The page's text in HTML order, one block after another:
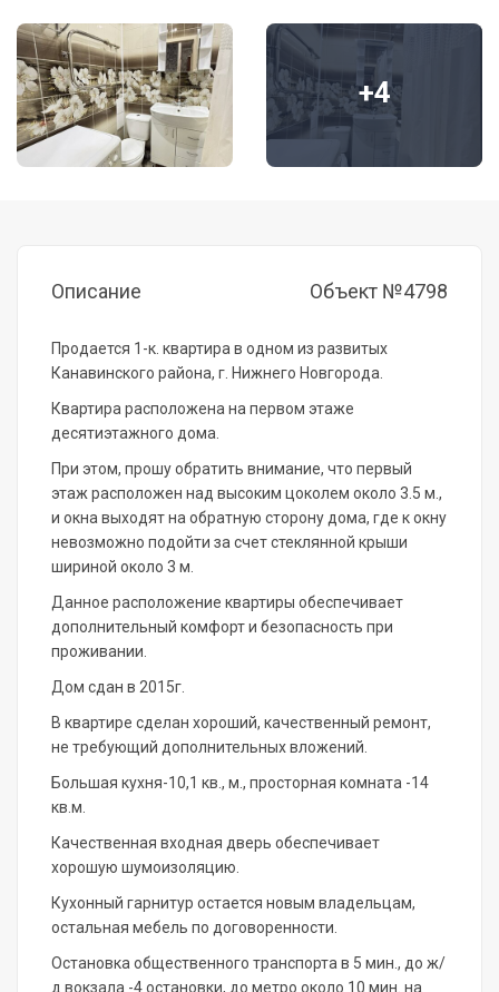
+4
Описание Объект №4798
Продается 1-к. квартира в одном из развитых
Канавинского района, г. Нижнего Новгорода.
Квартира расположена на первом этаже
десятиэтажного дома.
При этом, прошу обратить внимание, что первый
этаж расположен над высоким цоколем около 3.5 м.,
и окна выходят на обратную сторону дома, где к окну
невозможно подойти за счет стеклянной крыши
шириной около 3 м.
Данное расположение квартиры обеспечивает
дополнительный комфорт и безопасность при
проживании.
Дом сдан в 2015г.
В квартире сделан хороший, качественный ремонт,
не требующий дополнительных вложений.
Большая кухня-10,1 кв., м., просторная комната -14
кв.м.
Качественная входная дверь обеспечивает
хорошую шумоизоляцию.
Кухонный гарнитур остается новым владельцам,
остальная мебель по договоренности.
Остановка общественного транспорта в 5 мин., до ж/
д вокзала -4 остановки, до метро около 10 мин. на